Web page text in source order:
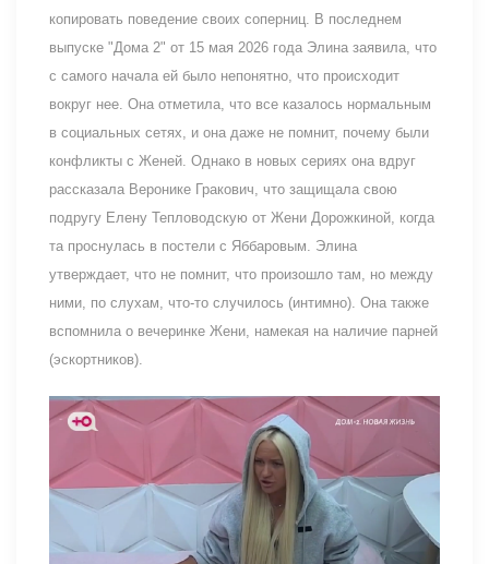
копировать поведение своих соперниц. В последнем
выпуске "Дома 2" от 15 мая 2026 года Элина заявила, что
с самого начала ей было непонятно, что происходит
вокруг нее. Она отметила, что все казалось нормальным
в социальных сетях, и она даже не помнит, почему были
конфликты с Женей. Однако в новых сериях она вдруг
рассказала Веронике Гракович, что защищала свою
подругу Елену Тепловодскую от Жени Дорожкиной, когда
та проснулась в постели с Яббаровым. Элина
утверждает, что не помнит, что произошло там, но между
ними, по слухам, что-то случилось (интимно). Она также
вспомнила о вечеринке Жени, намекая на наличие парней
(эскортников).